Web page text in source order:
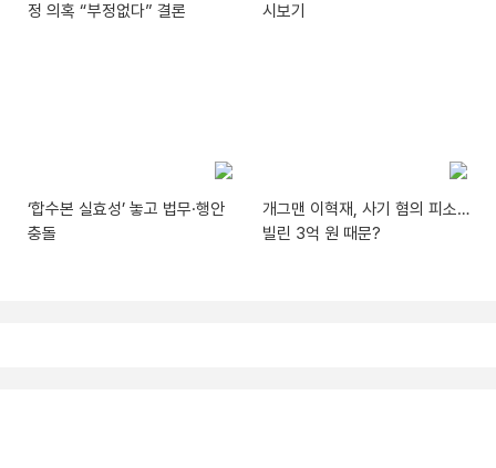
정 의혹 “부정없다” 결론
시보기
‘합수본 실효성’ 놓고 법무·행안
충돌
개그맨 이혁재, 사기 혐의 피소…
빌린 3억 원 때문?